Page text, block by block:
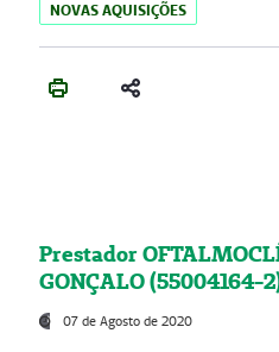
NOVAS AQUISIÇÕES
Prestador
GONÇALO (55004164-
07 de Agosto de 2020